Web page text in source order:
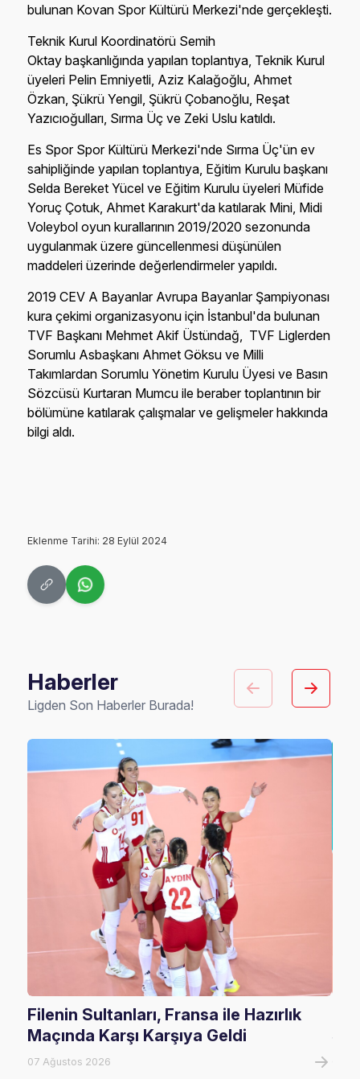
bulunan Kovan Spor Kültürü Merkezi'nde gerçekleşti.
Teknik Kurul Koordinatörü Semih
Oktay başkanlığında yapılan toplantıya, Teknik Kurul
üyeleri Pelin Emniyetli, Aziz Kalağoğlu, Ahmet
Özkan, Şükrü Yengil, Şükrü Çobanoğlu, Reşat
Yazıcıoğulları, Sırma Üç ve Zeki Uslu katıldı.
Es Spor Spor Kültürü Merkezi'nde Sırma Üç'ün ev
sahipliğinde yapılan toplantıya, Eğitim Kurulu başkanı
Selda Bereket Yücel ve Eğitim Kurulu üyeleri Müfide
Yoruç Çotuk, Ahmet Karakurt'da katılarak Mini, Midi
Voleybol oyun kurallarının 2019/2020 sezonunda
uygulanmak üzere güncellenmesi düşünülen
maddeleri üzerinde değerlendirmeler yapıldı.
2019 CEV A Bayanlar Avrupa Bayanlar Şampiyonası
kura çekimi organizasyonu için İstanbul'da bulunan
TVF Başkanı Mehmet Akif Üstündağ, TVF Liglerden
Sorumlu Asbaşkanı Ahmet Göksu ve Milli
Takımlardan Sorumlu Yönetim Kurulu Üyesi ve Basın
Sözcüsü Kurtaran Mumcu ile beraber toplantının bir
bölümüne katılarak çalışmalar ve gelişmeler hakkında
bilgi aldı.
Eklenme Tarihi: 28 Eylül 2024
Haberler
Ligden Son Haberler Burada!
Filenin Sultanları, Fransa ile Hazırlık
Maçında Karşı Karşıya Geldi
07 Ağustos 2026